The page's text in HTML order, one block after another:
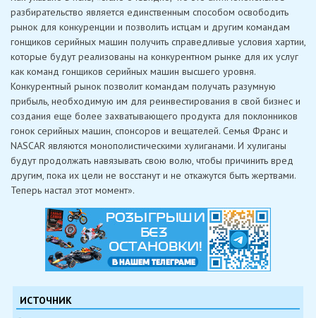
разбирательство является единственным способом освободить
рынок для конкуренции и позволить истцам и другим командам
гонщиков серийных машин получить справедливые условия хартии,
которые будут реализованы на конкурентном рынке для их услуг
как команд гонщиков серийных машин высшего уровня.
Конкурентный рынок позволит командам получать разумную
прибыль, необходимую им для реинвестирования в свой бизнес и
создания еще более захватывающего продукта для поклонников
гонок серийных машин, спонсоров и вещателей. Семья Франс и
NASCAR являются монополистическими хулиганами. И хулиганы
будут продолжать навязывать свою волю, чтобы причинить вред
другим, пока их цели не восстанут и не откажутся быть жертвами.
Теперь настал этот момент».
ИСТОЧНИК